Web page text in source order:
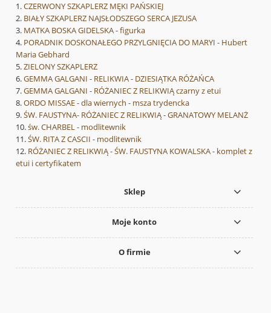
CZERWONY SZKAPLERZ MĘKI PAŃSKIEJ
BIAŁY SZKAPLERZ NAJSŁODSZEGO SERCA JEZUSA
MATKA BOSKA GIDELSKA - figurka
PORADNIK DOSKONAŁEGO PRZYLGNIĘCIA DO MARYI - Hubert
Maria Gebhard
ZIELONY SZKAPLERZ
GEMMA GALGANI - RELIKWIA - DZIESIĄTKA RÓŻAŃCA
GEMMA GALGANI - RÓŻANIEC Z RELIKWIĄ czarny z etui
ORDO MISSAE - dla wiernych - msza trydencka
ŚW. FAUSTYNA- RÓŻANIEC Z RELIKWIĄ - GRANATOWY MELANŻ
św. CHARBEL - modlitewnik
ŚW. RITA Z CASCII - modlitewnik
RÓŻANIEC Z RELIKWIĄ - ŚW. FAUSTYNA KOWALSKA - komplet z
etui i certyfikatem
Sklep
Moje konto
O firmie